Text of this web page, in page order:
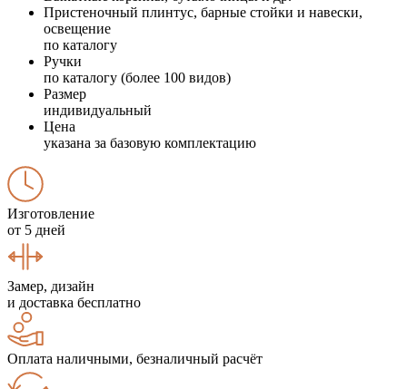
Пристеночный плинтус, барные стойки и навески,
освещение
по каталогу
Ручки
по каталогу (более 100 видов)
Размер
индивидуальный
Цена
указана за базовую комплектацию
Изготовление
от 5 дней
Замер, дизайн
и доставка бесплатно
Оплата наличными, безналичный расчёт